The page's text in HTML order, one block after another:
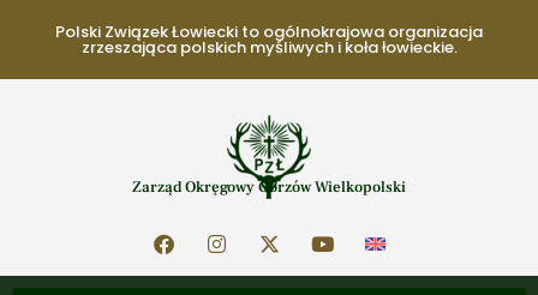
Polski Związek Łowiecki to ogólnokrajowa organizacja
zrzeszająca polskich myśliwych i koła łowieckie.
Zarząd Okręgowy Gorzów Wielkopolski